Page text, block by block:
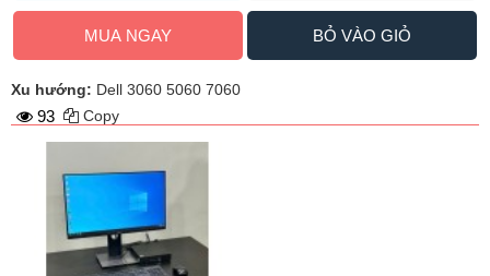
MUA NGAY BỎ VÀO GIỎ
Xu hướng: Dell 3060 5060 7060
93 Copy